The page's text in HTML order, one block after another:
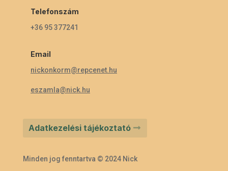
Telefonszám
+36 95 377241
Email
nickonkorm@repcenet.hu
eszamla@nick.hu
Adatkezelési tájékoztató
Minden jog fenntartva © 2024 Nick